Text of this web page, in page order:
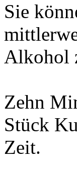
Sie
Alkohol
Zehn
Stück
Zeit.